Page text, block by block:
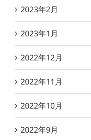
2023年2月
2023年1月
2022年12月
2022年11月
2022年10月
2022年9月